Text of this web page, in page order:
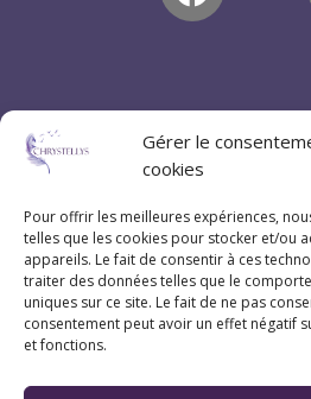
Gérer le
cookies
Pour offrir les meilleures expériences,
telles que les cookies pour stocker et/ou
appareils. Le fait de consentir à ces
traiter des données telles que le
uniques sur ce site. Le fait de ne pas
consentement peut avoir un effet négatif
et fonctions.